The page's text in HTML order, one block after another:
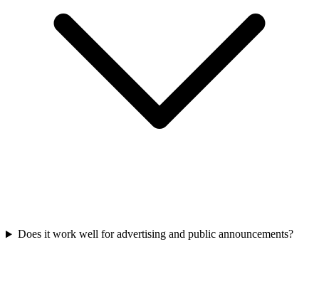
Does it work well for advertising and public announcements?